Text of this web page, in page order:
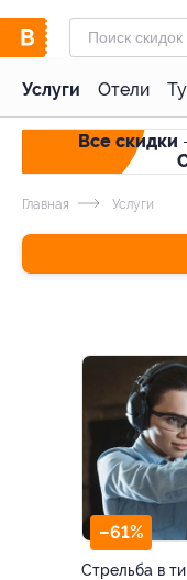
Услуги Отели
Все скидки
Главная Услуги
–61%
Стрельба в